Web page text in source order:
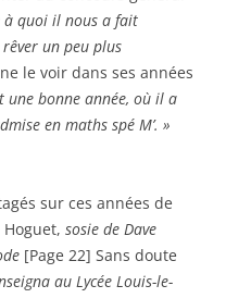
à quoi il nous a fait
un peu plus
le voir dans ses années
une bonne année, où il a
en maths spé M’. »
sur ces années de
sosie de Dave
[Page 22] Sans doute
au Lycée Louis-le-